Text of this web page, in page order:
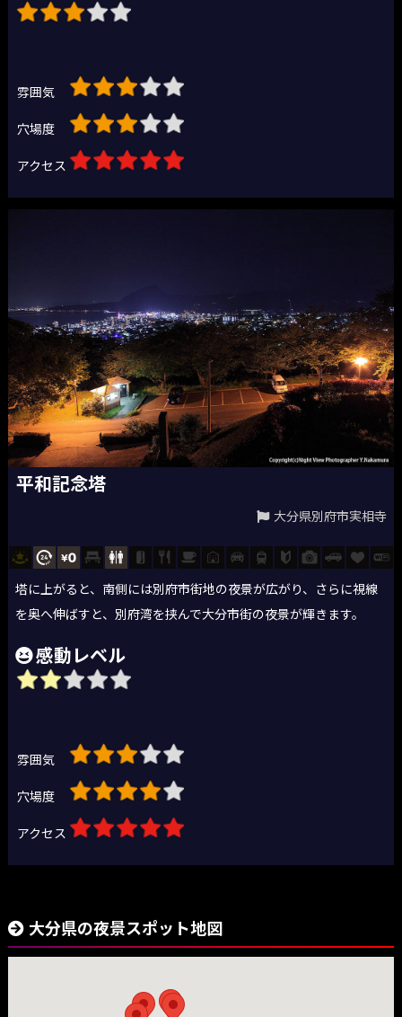
雰囲気
穴場度
アクセス
平和記念塔
大分県別府市実相寺
塔に上がると、南側には別府市街地の夜景が広がり、さらに視線
を奥へ伸ばすと、別府湾を挟んで大分市街の夜景が輝きます。
感動レベル
雰囲気
穴場度
アクセス
大分県の夜景スポット地図